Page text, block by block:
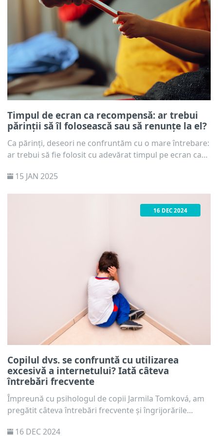
Timpul de ecran ca recompensă: ar trebui
părinții să îl folosească sau să renunțe la el?
Ca părinți, deseori ne confruntăm cu o mare întrebare:
ar trebui să fie folosit cu adevărat timpul pe ecran ca
Jarmila Tomkova pentru a explora de ce această
bună mișcare – și ce alternative ar putea face rutinele
familiei dvs. mai fluide și mai fericite.
15 JAN 2025
16 DEC 2024
Copilul dvs. se confruntă cu utilizarea
excesivă a internetului? Iată câteva
întrebări frecvente
Împreună cu psihologul de copii Jarmila Tomková, am
pregătit câteva întrebări frecvente și îngrijorările
internetului. Aflați de ce astfel de obiceiuri ar putea fi
16 DEC 2024